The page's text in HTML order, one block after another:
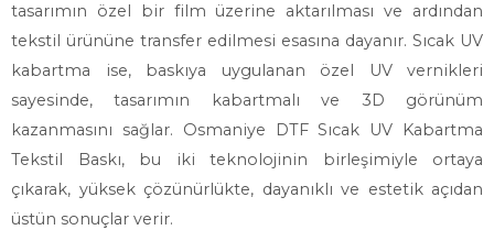
tasarımın özel bir film üzerine aktarılması ve ardından
tekstil ürününe transfer edilmesi esasına dayanır. Sıcak UV
kabartma ise, baskıya uygulanan özel UV vernikleri
sayesinde, tasarımın kabartmalı ve 3D görünüm
kazanmasını sağlar. Osmaniye DTF Sıcak UV Kabartma
Tekstil Baskı, bu iki teknolojinin birleşimiyle ortaya
çıkarak, yüksek çözünürlükte, dayanıklı ve estetik açıdan
üstün sonuçlar verir.